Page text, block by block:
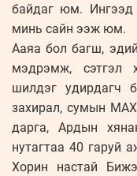
байдаг юм. Ингээд
минь сайн ээж юм.
Ааяа бол багш,
мэдрэмж, сэтгэл
шилдэг удирдагч
захирал, сумын
дарга, Ардын
нутагтаа 40 гаруй
Хорин настай